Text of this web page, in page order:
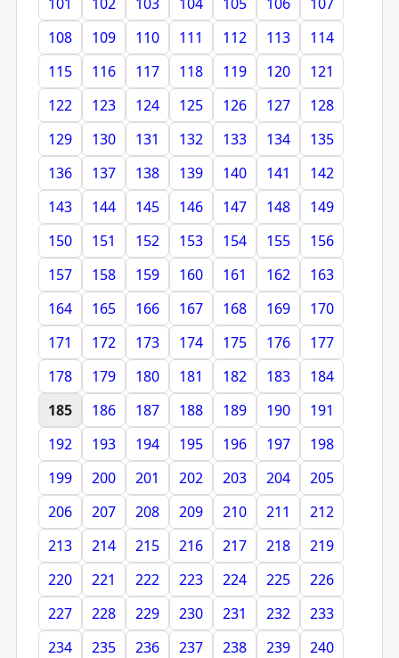
108
109 110 111 112 113
114
115
116 117 118 119 120
121
122
123 124 125 126 127
128
129
130 131 132 133 134
135
136
137 138 139 140 141
142
143
144 145 146 147 148
149
150
151 152 153 154 155
156
157
158 159 160 161 162
163
164
165 166 167 168 169
170
171
172 173 174 175 176
177
178
179 180 181 182 183
184
185
186 187 188 189 190
191
192
193 194 195 196 197
198
199
200 201 202 203 204
205
206
207 208 209 210 211
212
213
214 215 216 217 218
219
220
221 222 223 224 225
226
227
228 229 230 231 232
233
234
235 236 237 238 239
240